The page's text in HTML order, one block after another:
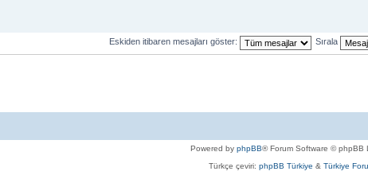
Eskiden itibaren mesajları göster: Sırala
Powered by phpBB® Forum Software © phpBB
Türkçe çeviri: phpBB Türkiye & Türkiye